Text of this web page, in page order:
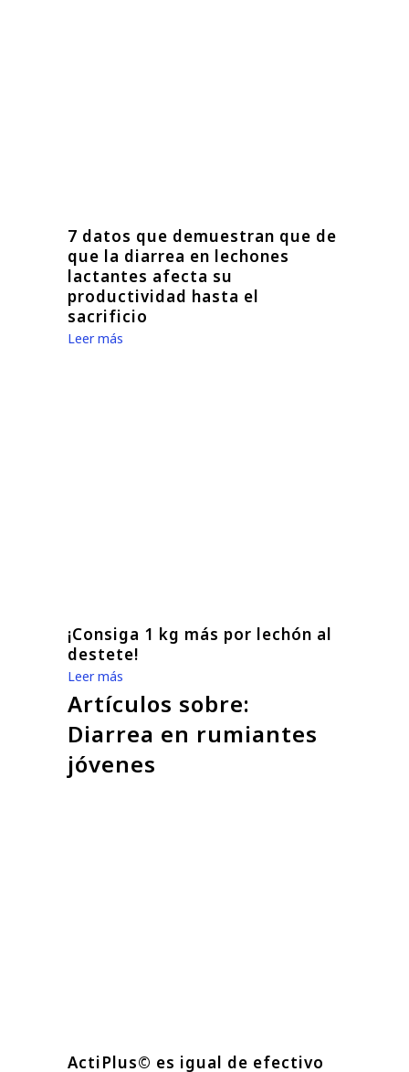
7 datos que demuestran que de
que la diarrea en lechones
lactantes afecta su
productividad hasta el
sacrificio
Leer más
¡Consiga 1 kg más por lechón al
destete!
Leer más
Artículos sobre:
Diarrea en rumiantes
jóvenes
ActiPlus© es igual de efectivo